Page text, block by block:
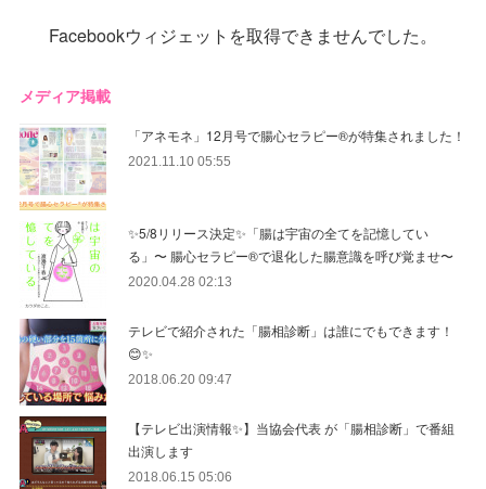
Facebookウィジェットを取得できませんでした。
メディア掲載
「アネモネ」12月号で腸心セラピー®︎が特集されました！
2021.11.10 05:55
✨5/8リリース決定✨「腸は宇宙の全てを記憶してい
る」〜 腸心セラピー®︎で退化した腸意識を呼び覚ませ〜
2020.04.28 02:13
テレビで紹介された「腸相診断」は誰にでもできます！
😊✨
2018.06.20 09:47
【テレビ出演情報✨】当協会代表 が「腸相診断」で番組
出演します
2018.06.15 05:06